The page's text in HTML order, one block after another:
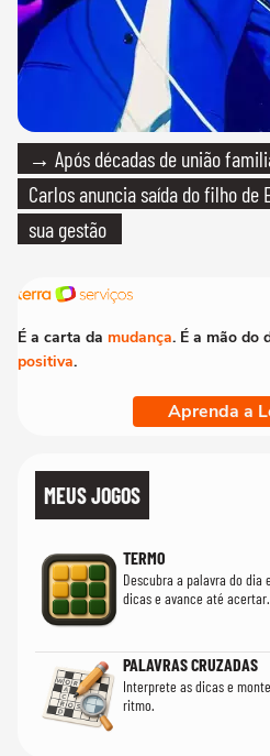
→ Após décadas de união
Carlos anuncia saída do filho de
sua gestão
É a carta da mudança. É a mão do
positiva.
Aprenda a
MEUS JOGOS
TERMO
Descubra a palavra do dia
dicas e avance até acertar.
PALAVRAS CRUZADAS
Interprete as dicas e
ritmo.